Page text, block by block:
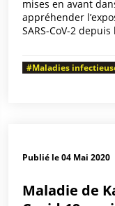
mises en avant
appréhender
SARS-CoV-2 depuis
#Maladies
Publié le 04 Mai 2020
Maladie de